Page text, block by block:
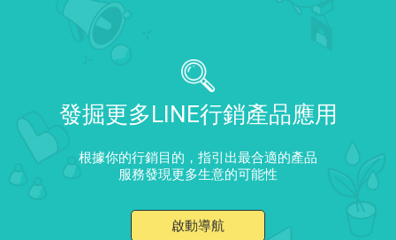
發掘更多LINE行銷產品應用
根據你的行銷目的，指引出最合適的產品
服務發現更多生意的可能性
啟動導航